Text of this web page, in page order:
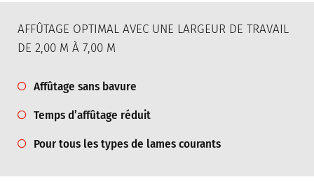
Distribution
AFFÛTAGE OPTIMAL AVEC UNE LARGEUR DE TRAVAIL
DE 2,00 M À 7,00 M
Affûtage sans bavure
Temps d’affûtage réduit
Pour tous les types de lames courants